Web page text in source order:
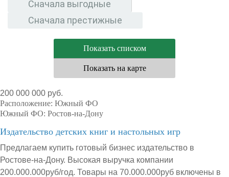
Сначала выгодные
Сначала престижные
Показать списком
Показать на карте
200 000 000 руб.
Расположение: Южный ФО
Южный ФО: Ростов-на-Дону
Издательство детских книг и настольных игр
Предлагаем купить готовый бизнес издательство в
Ростове-на-Дону. Высокая выручка компании
200.000.000руб/год. Товары на 70.000.000руб включены в